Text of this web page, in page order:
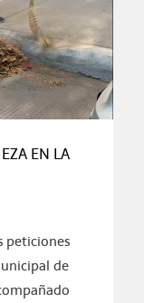
EN LA
peticiones
de